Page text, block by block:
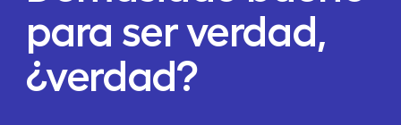
para ser verdad,
¿verdad?